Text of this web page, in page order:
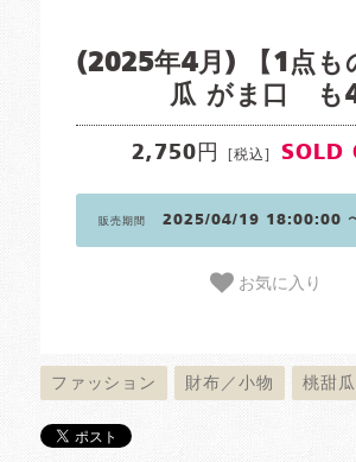
(2025年4月) 【1点も
瓜 がま口 も
2,750円 [税込] SOLD
販売期間 2025/04/19 18:00:00
お気に入り
ファッション 財布／小物 桃甜瓜